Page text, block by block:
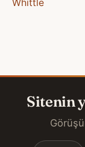
Whittle
Sitenin